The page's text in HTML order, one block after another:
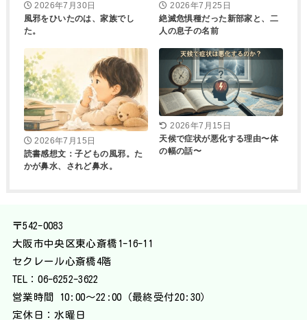
2026年7月30日
風邪をひいたのは、家族でし
た。
2026年7月25日
絶滅危惧種だった新部家と、二
人の息子の名前
2026年7月15日
読書感想文：子どもの風邪。た
かが鼻水、されど鼻水。
2026年7月15日
天候で症状が悪化する理由〜体
の幅の話〜
〒542-0083
大阪市中央区東心斎橋1-16-11
セクレール心斎橋4階
TEL：06-6252-3622
営業時間 10:00〜22:00（最終受付20:30）
定休日：水曜日